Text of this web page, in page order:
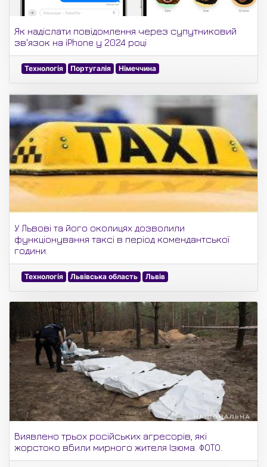
Як надіслати повідомлення через супутниковий
зв'язок на iPhone у 2024 році
Технологія Португалія Німеччина
У Львові та його околицях дозволили
функціонування таксі в період комендантської
години.
Технологія Львівська область Львів
Виявлено трьох російських агресорів, які
жорстоко вбили мирного жителя Ізюма. ФОТО.